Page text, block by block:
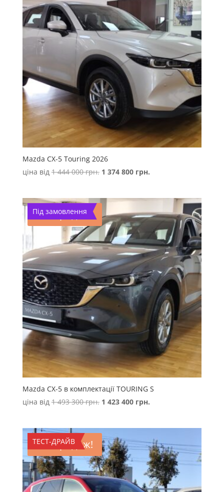
Mazda CX-5 Touring 2026
ціна від 1 444 000грн. Оригінальна
444
000 грн..
1 374 800 грн.Поточна
800 грн..
Під замовлення
Розпродаж!
Mazda CX-5 в комплектації TOURING S
ціна від 1 493 300грн. Оригінальна
493
300 грн..
1 423 400 грн.Поточна
400 грн..
ТЕСТ-ДРАЙВ
Розпродаж!